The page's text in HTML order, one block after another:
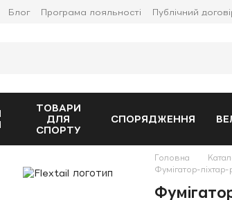
Блог Програма лояльності Публічний
ТОВАРИ
ДЛЯ
СПОРТУ
СПОРЯДЖЕННЯ
Головна
Фумігатор-